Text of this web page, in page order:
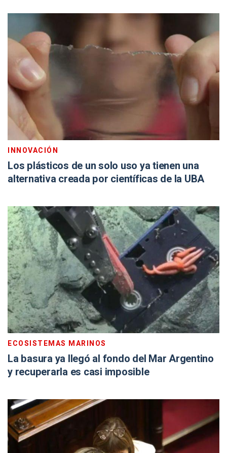
INNOVACIÓN
Los plásticos de un solo uso ya tienen una
alternativa creada por científicas de la UBA
ECOSISTEMAS MARINOS
La basura ya llegó al fondo del Mar Argentino
y recuperarla es casi imposible